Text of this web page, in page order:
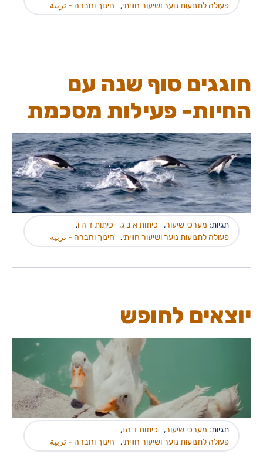
פעולה לתנועות נוער ושיעור חוויתי, חינוך וחברה - تربية
חוגגים סוף שנה עם
החיות- פעילות מסכמת
תגיות: מערכי שיעור, כיתות א ב ג, כיתות ד ה ו,
פעולה לתנועות נוער ושיעור חוויתי, חינוך וחברה - تربية
יוצאים לחופש
תגיות: מערכי שיעור, כיתות ד ה ו,
פעולה לתנועות נוער ושיעור חוויתי, חינוך וחברה - تربية